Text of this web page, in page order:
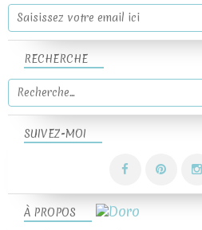
SUIVEZ-MOI
RECHERCHE
À PROPOS